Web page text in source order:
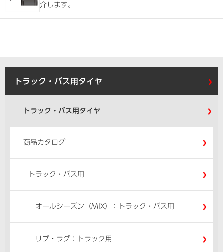
介します。
トラック・バス用タイヤ
トラック・バス用タイヤ
商品カタログ
トラック・バス用
オールシーズン（MIX）：トラック・バス用
リブ・ラグ：トラック用